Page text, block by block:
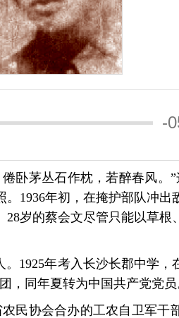
-
卧茅丛石作枕，若醉春风。
1936年初，在掩护部队冲
岁的蔡会文尽管只能以草
1925年考入长沙长郡中学
，同年夏转为中国共产党党员
民协会合办的工农自卫军干